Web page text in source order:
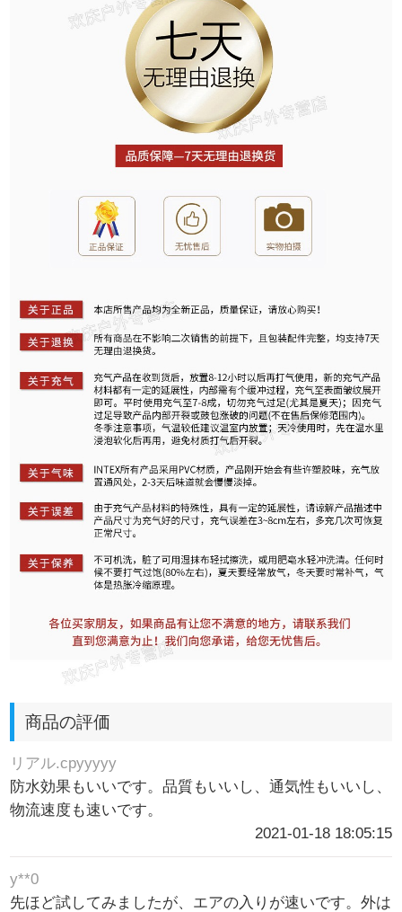
商品の評価
リアル.cpyyyyy
防水効果もいいです。品質もいいし、通気性もいいし、
物流速度も速いです。
2021-01-18 18:05:15
y**0
先ほど試してみましたが、エアの入りが速いです。外は